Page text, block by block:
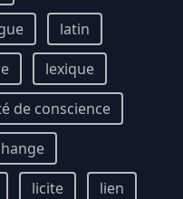
latin
lexique
de conscience
licite
lien